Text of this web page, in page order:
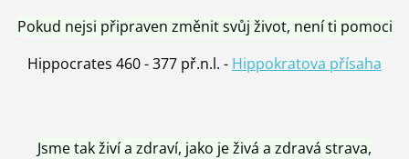
Pokud nejsi připraven změnit svůj život, není ti pomoci
Hippocrates 460 - 377 př.n.l. - Hippokratova přísaha
Jsme tak živí a zdraví, jako je živá a zdravá strava,